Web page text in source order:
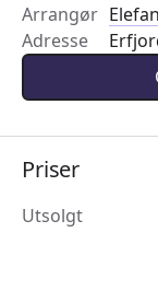
Arrangør
Adresse
Priser
Utsolgt